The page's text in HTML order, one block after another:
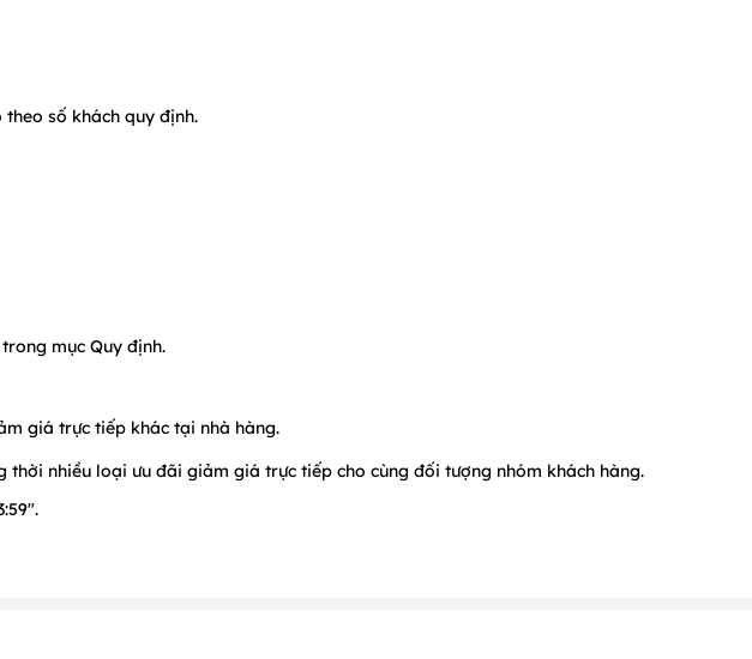
số khách quy định.
mục Quy định.
giá trực tiếp khác tại nhà hàng.
nhiều loại ưu đãi giảm giá trực tiếp cho cùng đối tượng nhóm khách hàng.
để biết chi tiết.